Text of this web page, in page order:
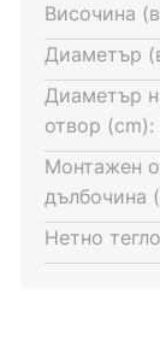
Височина
Диаметър
Диаметър
отвор (cm):
Монтажен
дълбочина
Нетно